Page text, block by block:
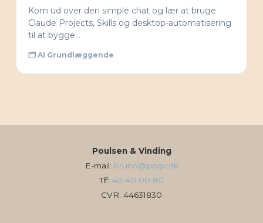
Kom ud over den simple chat og lær at bruge
Claude Projects, Skills og desktop-automatisering
til at bygge…
🗂 AI Grundlæggende
Poulsen & Vinding
E-mail: bruno@pogv.dk
Tlf: 40 40 00 80
CVR: 44631830